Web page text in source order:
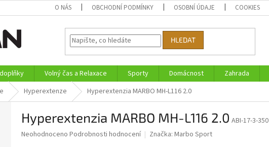
O NÁS OBCHODNÍ PODMÍNKY OSOBNÍ ÚDAJE COOKIES
HLEDAT
Volný čas a Relaxace Sporty Domácnost Zahrada
Hyperextenze Hyperextenzia MARBO MH-L116 2.0
Hyperextenzia MARBO MH-L116 2.0 ABI-17-3-350
Průměrné
Neohodnoceno Podrobnosti hodnocení Značka: Marbo Sport